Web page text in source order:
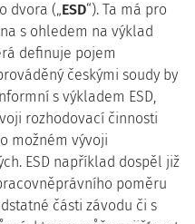
dvora („ESD“). Ta má pro
s ohledem na výklad
definuje pojem
českými soudy by
s výkladem ESD,
rozhodovací činnosti
možném vývoji
ESD například dospěl již
poměru
části závodu či s